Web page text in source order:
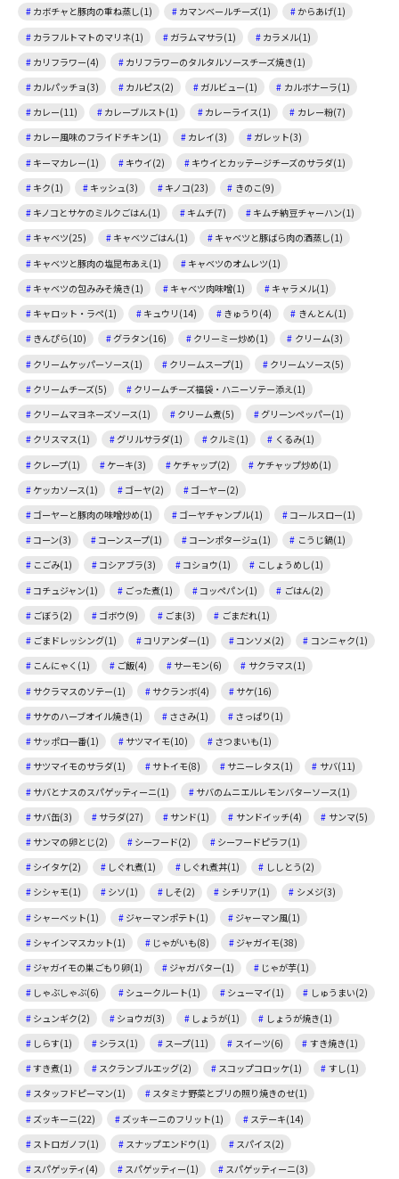
カボチャと豚肉の重ね蒸し(1)
カマンベールチーズ(1)
からあげ(1)
カラフルトマトのマリネ(1)
ガラムマサラ(1)
カラメル(1)
カリフラワー(4)
カリフラワーのタルタルソースチーズ焼き(1)
カルパッチョ(3)
カルピス(2) ガルビュー(1)
カルボナーラ(1)
カレー(11)
カレーブルスト(1) カレーライス(1)
カレー粉(7)
カレー風味のフライドチキン(1)
カレイ(3)
ガレット(3)
キーマカレー(1)
キウイ(2)
キウイとカッテージチーズのサラダ(1)
キク(1)
キッシュ(3) キノコ(23)
きのこ(9)
キノコとサケのミルクごはん(1)
キムチ(7)
キムチ納豆チャーハン(1)
キャベツ(25)
キャベツごはん(1)
キャベツと豚ばら肉の酒蒸し(1)
キャベツと豚肉の塩昆布あえ(1)
キャベツのオムレツ(1)
キャベツの包みみそ焼き(1)
キャベツ肉味噌(1)
キャラメル(1)
キャロット・ラペ(1)
キュウリ(14) きゅうり(4)
きんとん(1)
きんぴら(10)
グラタン(16) クリーミー炒め(1)
クリーム(3)
クリームケッパーソース(1)
クリームスープ(1)
クリームソース(5)
クリームチーズ(5)
クリームチーズ福袋・ハニーソテー添え(1)
クリームマヨネーズソース(1)
クリーム煮(5)
グリーンペッパー(1)
クリスマス(1)
グリルサラダ(1) クルミ(1)
くるみ(1)
クレープ(1)
ケーキ(3) ケチャップ(2)
ケチャップ炒め(1)
ケッカソース(1)
ゴーヤ(2)
ゴーヤー(2)
ゴーヤーと豚肉の味噌炒め(1)
ゴーヤチャンプル(1)
コールスロー(1)
コーン(3)
コーンスープ(1) コーンポタージュ(1)
こうじ鍋(1)
こごみ(1)
コシアブラ(3) コショウ(1)
こしょうめし(1)
コチュジャン(1)
ごった煮(1) コッペパン(1)
ごはん(2)
ごぼう(2)
ゴボウ(9) ごま(3)
ごまだれ(1)
ごまドレッシング(1)
コリアンダー(1) コンソメ(2)
コンニャク(1)
こんにゃく(1)
ご飯(4) サーモン(6)
サクラマス(1)
サクラマスのソテー(1)
サクランボ(4)
サケ(16)
サケのハーブオイル焼き(1)
ささみ(1)
さっぱり(1)
サッポロ一番(1)
サツマイモ(10)
さつまいも(1)
サツマイモのサラダ(1)
サトイモ(8) サニーレタス(1)
サバ(11)
サバとナスのスパゲッティーニ(1)
サバのムニエルレモンバターソース(1)
サバ缶(3)
サラダ(27) サンド(1) サンドイッチ(4)
サンマ(5)
サンマの卵とじ(2)
シーフード(2)
シーフードピラフ(1)
シイタケ(2)
しぐれ煮(1) しぐれ煮丼(1)
ししとう(2)
シシャモ(1)
シソ(1) しそ(2) シチリア(1)
シメジ(3)
シャーベット(1)
ジャーマンポテト(1)
ジャーマン風(1)
シャインマスカット(1)
じゃがいも(8)
ジャガイモ(38)
ジャガイモの巣ごもり卵(1)
ジャガバター(1)
じゃが芋(1)
しゃぶしゃぶ(6)
シュークルート(1) シューマイ(1)
しゅうまい(2)
シュンギク(2)
ショウガ(3) しょうが(1)
しょうが焼き(1)
しらす(1)
シラス(1) スープ(11) スイーツ(6)
すき焼き(1)
すき煮(1)
スクランブルエッグ(2) スコップコロッケ(1)
すし(1)
スタッフドピーマン(1)
スタミナ野菜とブリの照り焼きのせ(1)
ズッキーニ(22)
ズッキーニのフリット(1)
ステーキ(14)
ストロガノフ(1)
スナップエンドウ(1)
スパイス(2)
スパゲッティ(4)
スパゲッティー(1) スパゲッティーニ(3)